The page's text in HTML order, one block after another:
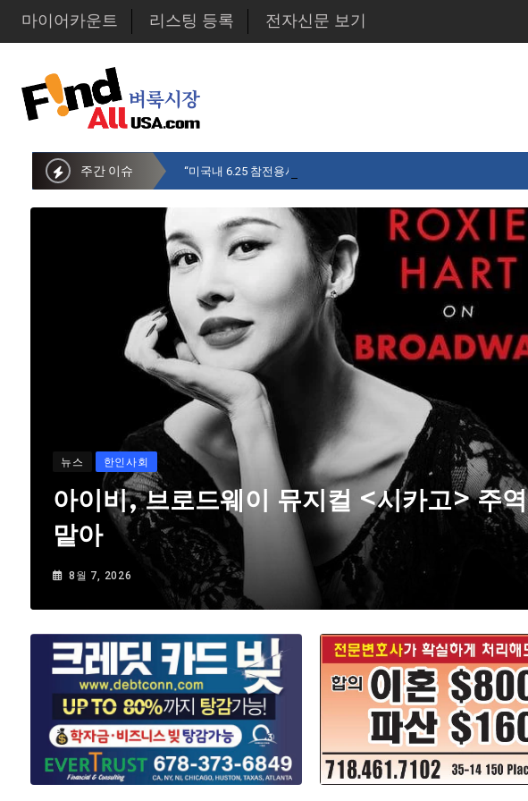
마이어카운트 리스팅 등록 전자신문 보기
주간 이슈 “미국내 6.25 참전용사 중 14만명만 생존…180만명 중 8% 수준
뉴스 한인사회
아이비, 브로드웨이 뮤지컬 <시카고> 주역
맡아
8월 7, 2026